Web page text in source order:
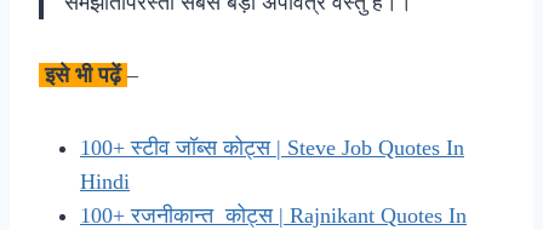
इसे भी पढ़ें –
100+ स्टीव जॉब्स कोट्स | Steve Job Quotes In
Hindi
100+ रजनीकान्त कोट्स | Rajnikant Quotes In